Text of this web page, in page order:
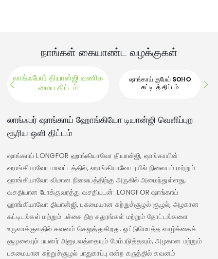
நாங்கள் கையாண்ட வழக்குகள்
லாங்ஃபோர் தியான்ஜி வணிக
மைய திட்டம்
ஷாங்காய் குபேய் SOHO
கட்டிடத் திட்டம்
லாங்ஃபர் ஷாங்காய் ஹோங்கியோ டியான்ஜி வெளிப்புற
சூரிய ஒளி திட்டம்
ஷாங்காய் LONGFOR ஹாங்கியாவோ தியான்ஜி, ஷாங்காயின்
ஹாங்கியாவோ மாவட்டத்தில், ஹாங்கியாவோ ரயில் நிலையம் மற்றும்
ஹாங்கியாவோ விமான நிலையத்திற்கு அருகில் அமைந்துள்ளது,
வசதியான போக்குவரத்து வசதியுடன். LONGFOR ஷாங்காய்
ஹாங்கியாவோ தியான்ஜி, பசுமையான சுற்றுச்சூழல் சூழல், அழகான
கட்டிடங்கள் மற்றும் பச்சை நிற சதுரங்கள் மற்றும் தோட்டங்களை
உருவாக்குவதில் கவனம் செலுத்துகிறது. ஒட்டுமொத்த வாழ்க்கைச்
சூழலையும் பயனர் அனுபவத்தையும் மேம்படுத்தவும், அழகான மற்றும்
பசுமையான சுற்றுச்சூழல் பாதுகாப்பு என்ற கருத்தில் கவனம்